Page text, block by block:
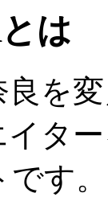
は
良を
タ
す